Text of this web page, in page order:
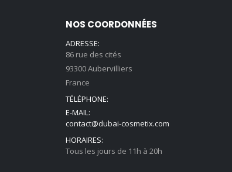
NOS COORDONNÉES
ADRESSE:
86 rue des cités
93300 Aubervilliers
France
TÉLÉPHONE:
E-MAIL:
contact@dubai-cosmetix.com
HORAIRES:
Tous les jours de 11h à 20h